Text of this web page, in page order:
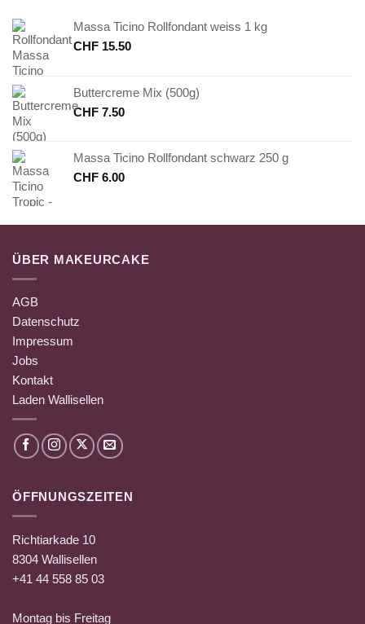
Massa Ticino Rollfondant weiss 1 kg
CHF 15.50
Buttercreme Mix (500g)
CHF 7.50
Massa Ticino Rollfondant schwarz 250 g
CHF 6.00
ÜBER MAKEURCAKE
AGB
Datenschutz
Impressum
Jobs
Kontakt
Laden Wallisellen
ÖFFNUNGSZEITEN
Richtiarkade 10
8304 Wallisellen
+41 44 558 85 03
Montag bis Freitag